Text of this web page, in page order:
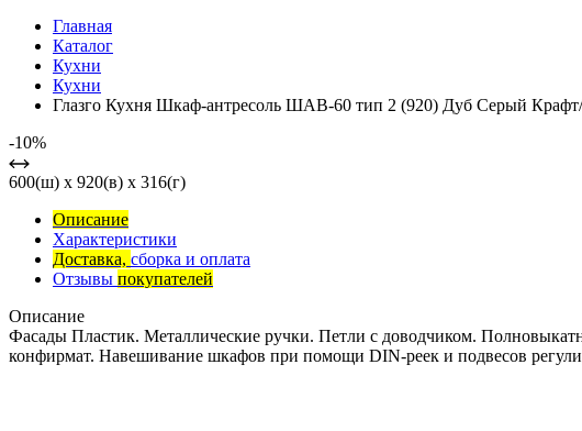
Главная
Каталог
Кухни
Кухни
Глазго Кухня Шкаф-антресоль ШАВ-60 тип 2 (920) Дуб Серый
-10%
600(ш) x 920(в) x 316(г)
Описание
Характеристики
Доставка, сборка и оплата
Отзывы покупателей
Описание
Фасады Пластик. Металлические ручки. Петли с доводчиком.
конфирмат. Навешивание шкафов при помощи DIN-реек и подвесов